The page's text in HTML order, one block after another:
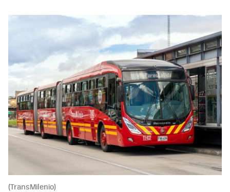
(TransMilenio)